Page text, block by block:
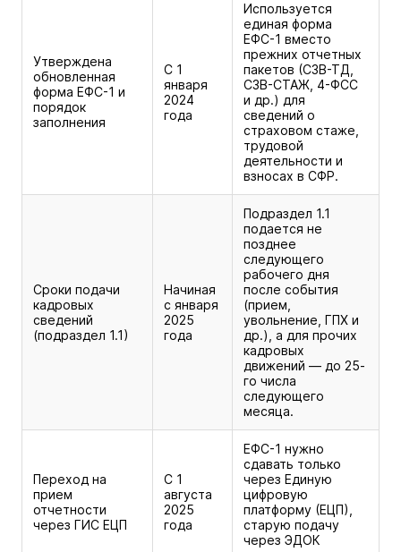
Утверждена
обновленная
форма ЕФС-1 и
порядок
заполнения
С 1
января
2024
года
Используется
единая форма
ЕФС-1 вместо
прежних отчетных
пакетов (СЗВ-ТД,
СЗВ-СТАЖ, 4-ФСС
и др.) для
сведений о
страховом стаже,
трудовой
деятельности и
взносах в СФР.
Сроки подачи
кадровых
сведений
(подраздел 1.1)
Начиная
с января
2025
года
Подраздел 1.1
подается не
позднее
следующего
рабочего дня
после события
(прием,
увольнение, ГПХ и
др.), а для прочих
кадровых
движений — до 25-
го числа
следующего
месяца.
Переход на
прием
отчетности
через ГИС ЕЦП
С 1
августа
2025
года
ЕФС-1 нужно
сдавать только
через Единую
цифровую
платформу (ЕЦП),
старую подачу
через ЭДОК